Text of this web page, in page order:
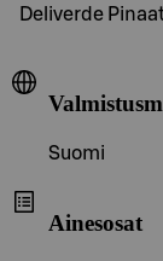
Deliverde
Suomi
Ainesosat